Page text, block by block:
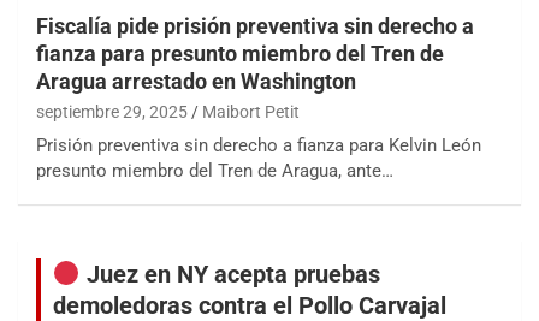
Fiscalía pide prisión preventiva sin derecho a
fianza para presunto miembro del Tren de
Aragua arrestado en Washington
septiembre 29, 2025 Maibort Petit
Prisión preventiva sin derecho a fianza para Kelvin León
presunto miembro del Tren de Aragua, ante…
Juez en NY acepta pruebas
demoledoras contra el Pollo Carvajal